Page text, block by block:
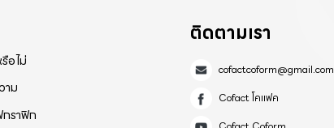
ตถ์ซ้ายทรงพิณ เสด็จมาบนหลังมหิงสา (ควาย) แต่
ถ์ขวาทรงจักร พระหัตถ์ซ้ายทรงตรีศูล เสด็จมาบน
จพุธที่ ๑๔
ท่าน ดร. วันกาเดร์ และมหาเดย์ (ดูสถิติ 2529 -
มาล้างสมองเพิ่มมากขึ้น ระหว่างที่นายอารีย์ วงศ์
ากรัฐบาลไทยได้ ส่งเด็กมุสลิมเราจบด็อกเตอร์จาก
ญช่วยเราวางแผนแบ่งแยกดินแดน เช่น อาจารย์ใน
อไม่
าม
ราฟิก
ติดตามเรา
cofactcoform@gmail.com
Cofact โคแฟค